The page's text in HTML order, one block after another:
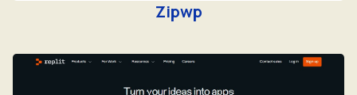
Zipwp